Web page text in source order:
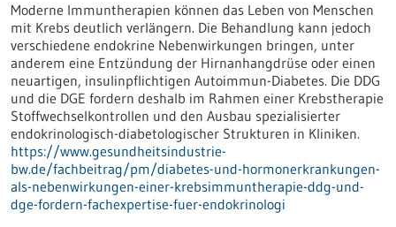
Moderne Immuntherapien können das Leben von Menschen
mit Krebs deutlich verlängern. Die Behandlung kann jedoch
verschiedene endokrine Nebenwirkungen bringen, unter
anderem eine Entzündung der Hirnanhangdrüse oder einen
neuartigen, insulinpflichtigen Autoimmun-Diabetes. Die DDG
und die DGE fordern deshalb im Rahmen einer Krebstherapie
Stoffwechselkontrollen und den Ausbau spezialisierter
endokrinologisch-diabetologischer Strukturen in Kliniken.
https://www.gesundheitsindustrie-
bw.de/fachbeitrag/pm/diabetes-und-hormonerkrankungen-
als-nebenwirkungen-einer-krebsimmuntherapie-ddg-und-
dge-fordern-fachexpertise-fuer-endokrinologi